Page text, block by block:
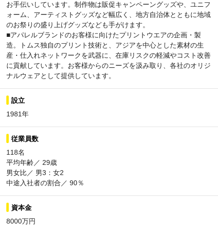
お手伝いしています。制作物は販促キャンペーングッズや、ユニフ
ォーム、アーティストグッズなど幅広く、地方自治体とともに地域
のお祭りの盛り上げグッズなども手がけます。
■アパレルブランドのお客様に向けたプリントウエアの企画・製
造。トムス独自のプリント技術と、アジアを中心とした素材の生
産・仕入れネットワークを武器に、在庫リスクの軽減やコスト改善
に貢献しています。お客様からのニーズを汲み取り、各社のオリジ
ナルウェアとして提供しています。
設立
1981年
従業員数
118名
平均年齢／ 29歳
男女比／ 男3：女2
中途入社者の割合／ 90％
資本金
8000万円